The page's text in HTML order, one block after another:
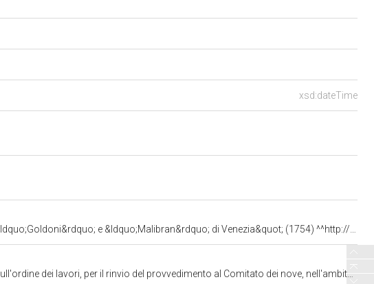
xsd:dateTime
&ldquo;Malibran&rdquo; di Venezia&quot; (1754) ^^http://www.w3.org/2001/XMLSchema#string
provvedimento al Comitato dei nove, nell'ambito dell'esame dell'articolo 1 - Testo unificato - A.C. 982-A